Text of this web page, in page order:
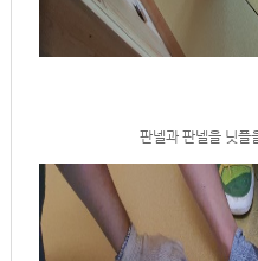
판넬과 판넬을 닛플